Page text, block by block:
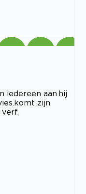
iedereen aan.hij
zijn